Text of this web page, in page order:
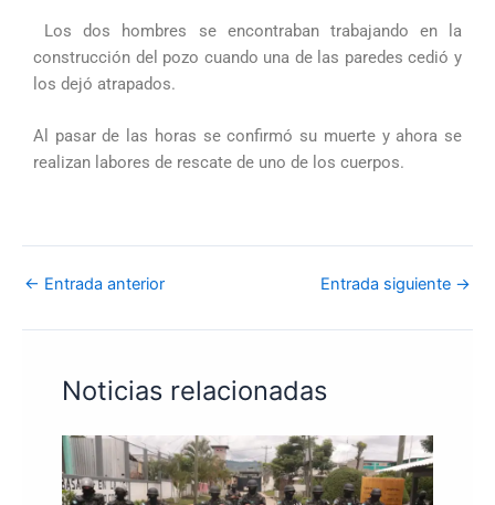
Los dos hombres se encontraban trabajando en la
construcción del pozo cuando una de las paredes cedió y
los dejó atrapados.
Al pasar de las horas se confirmó su muerte y ahora se
realizan labores de rescate de uno de los cuerpos.
← Entrada anterior Entrada siguiente →
Noticias relacionadas